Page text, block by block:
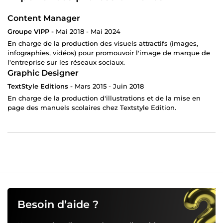
Content Manager
Groupe VIPP - Mai 2018 - Mai 2024
En charge de la production des visuels attractifs (images,
infographies, vidéos) pour promouvoir l'image de marque de
l'entreprise sur les réseaux sociaux.
Graphic Designer
TextStyle Editions - Mars 2015 - Juin 2018
En charge de la production d'illustrations et de la mise en
page des manuels scolaires chez Textstyle Edition.
Besoin d’aide ?